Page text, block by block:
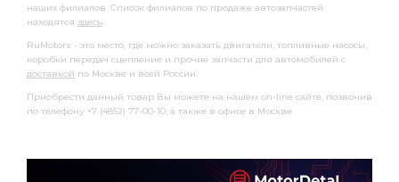
наших филиалов. Список филиалов по продаже автозапчастей
находятся здесь.
RuMotors - это место, где можно заказать двигатели, топливные насосы,
коробки передач сцепление и прочие запчасти для автомобилей с
доставкой по Москве и всей России.
Приобрести данный товар Вы можете на нашем on-line сайте, позвонив
по телефону +7 (4852) 77-00-10, а также в офисе в Москве.